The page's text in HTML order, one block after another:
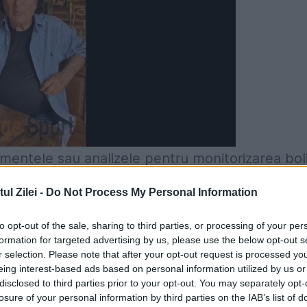
Zilei - Do Not Process My Personal Information
opt-out of the sale, sharing to third parties, or processing of your
for targeted advertising by us, please use the below opt-out
selection. Please note that after your opt-out request is processed
interest-based ads based on personal information utilized by us
to third parties prior to your opt-out. You may separately
of your personal information by third parties on the IAB’s list of
sau analizele pentru monitorizarea
le schimbe după fiecare injecție.
(CNAS) spun că Programul Național
pentru aplicarea tratamentului cu
pentru mai multe injectări.